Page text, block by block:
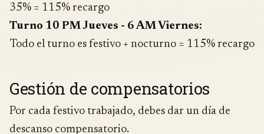
35% = 115% recargo
Turno 10 PM Jueves - 6 AM Viernes:
Todo el turno es festivo + nocturno = 115% recargo
Gestión de compensatorios
Por cada festivo trabajado, debes dar un día de
descanso compensatorio.